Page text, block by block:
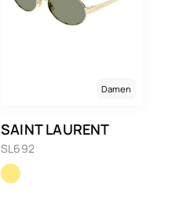
Damen
SAINT LAURENT
SL692